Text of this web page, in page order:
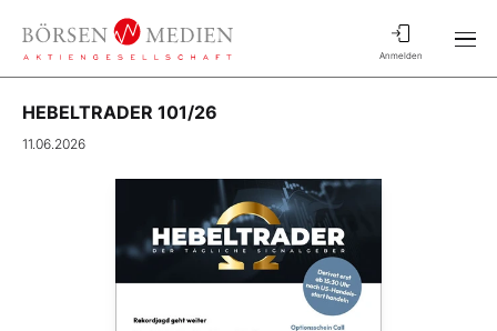
Anmelden
HEBELTRADER 101/26
11.06.2026